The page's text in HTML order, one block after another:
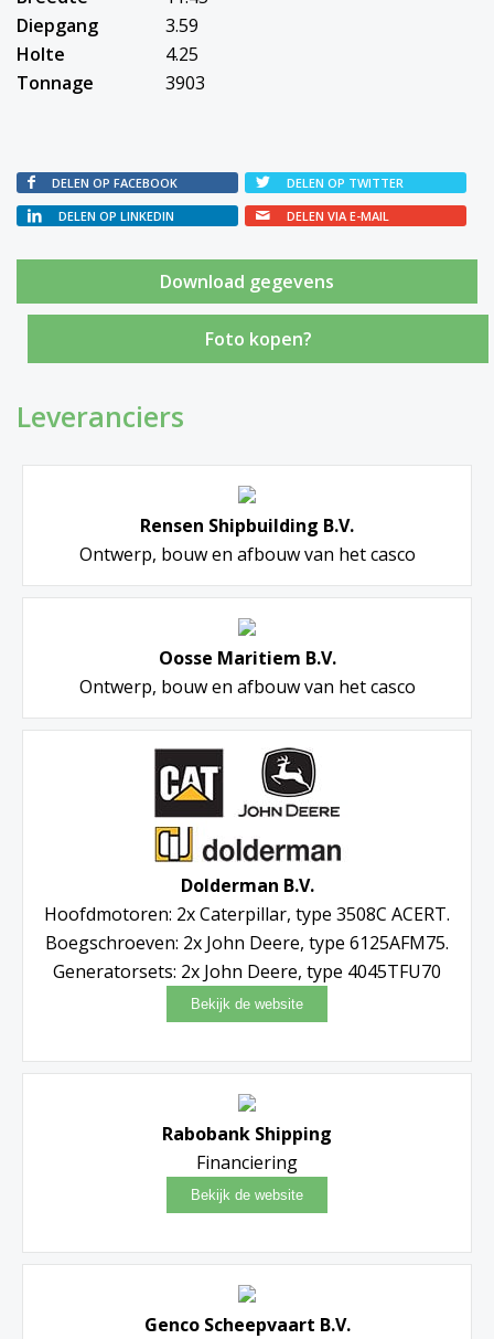
Diepgang
3.59
Holte
4.25
Tonnage
3903
DELEN OP FACEBOOK
DELEN OP TWITTER
DELEN OP LINKEDIN
DELEN VIA E-MAIL
Foto kopen?
Leveranciers
Rensen Shipbuilding B.V.
Ontwerp, bouw en afbouw van het casco
Oosse Maritiem B.V.
Ontwerp, bouw en afbouw van het casco
Dolderman B.V.
Hoofdmotoren: 2x Caterpillar, type 3508C ACERT.
Boegschroeven: 2x John Deere, type 6125AFM75.
Generatorsets: 2x John Deere, type 4045TFU70
Rabobank Shipping
Financiering
Genco Scheepvaart B.V.